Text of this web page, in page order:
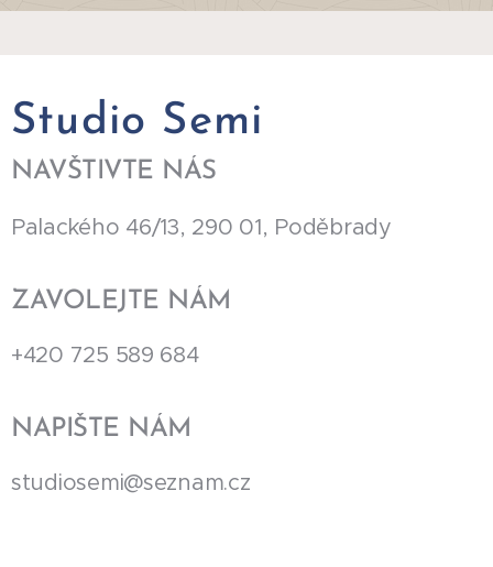
Studio Semi
NAVŠTIVTE NÁS
Palackého 46/13, 290 01, Poděbrady
ZAVOLEJTE NÁM
+420 725 589 684
NAPIŠTE NÁM
studiosemi@seznam.cz